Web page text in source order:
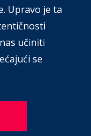
Upravo je ta
učiniti
se